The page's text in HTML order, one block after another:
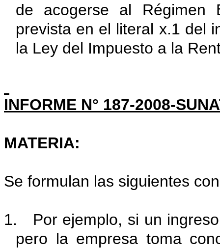
de acogerse al Régimen
prevista en el literal x.1 del
la Ley del Impuesto a la
INFORME N° 187-2008-
MATERIA:
Se formulan las siguientes
1. Por ejemplo, si un
pero la empresa toma